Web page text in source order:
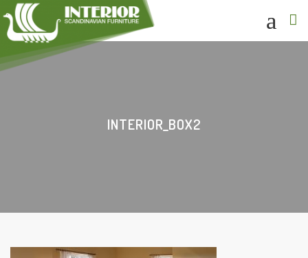
INTERIOR_BOX2